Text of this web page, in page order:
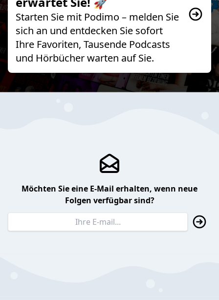
Starten Sie mit Podimo – melden Sie
sich an und entdecken Sie sofort
Ihre Favoriten, Tausende Podcasts
und Hörbücher warten auf Sie.
Möchten Sie eine E-Mail erhalten, wenn neue
Folgen verfügbar sind?